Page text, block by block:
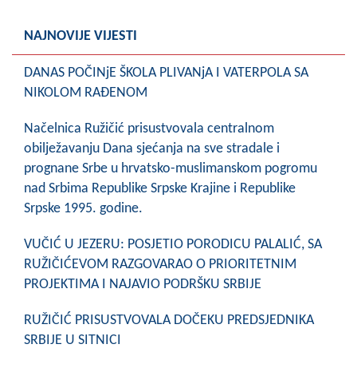
NAJNOVIJE VIJESTI
DANAS POČINjE ŠKOLA PLIVANjA I VATERPOLA SA
NIKOLOM RAĐENOM
Načelnica Ružičić prisustvovala centralnom
obilježavanju Dana sjećanja na sve stradale i
prognane Srbe u hrvatsko-muslimanskom pogromu
nad Srbima Republike Srpske Krajine i Republike
Srpske 1995. godine.
VUČIĆ U JEZERU: POSJETIO PORODICU PALALIĆ, SA
RUŽIČIĆEVOM RAZGOVARAO O PRIORITETNIM
PROJEKTIMA I NAJAVIO PODRŠKU SRBIJE
RUŽIČIĆ PRISUSTVOVALA DOČEKU PREDSJEDNIKA
SRBIJE U SITNICI